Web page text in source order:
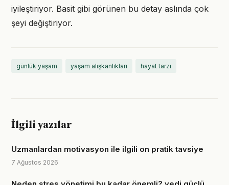
iyileştiriyor. Basit gibi görünen bu detay aslında çok
şeyi değiştiriyor.
günlük yaşam yaşam alışkanlıkları hayat tarzı
İlgili yazılar
Uzmanlardan motivasyon ile ilgili on pratik tavsiye
7 Ağustos 2026